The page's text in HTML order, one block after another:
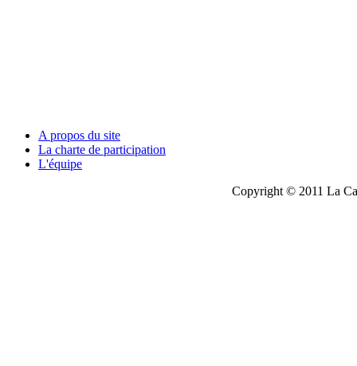
A propos du site
La charte de participation
L'équipe
Copyright © 2011 La